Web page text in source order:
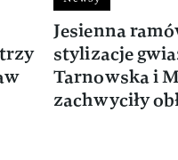
Jesienna
stylizacje
Tarnowska i
zachwyciły